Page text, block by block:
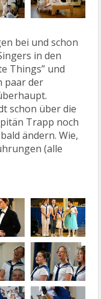
bei und schon
in den
Things” und
paar der
schon über die
Trapp noch
ändern. Wie,
(alle